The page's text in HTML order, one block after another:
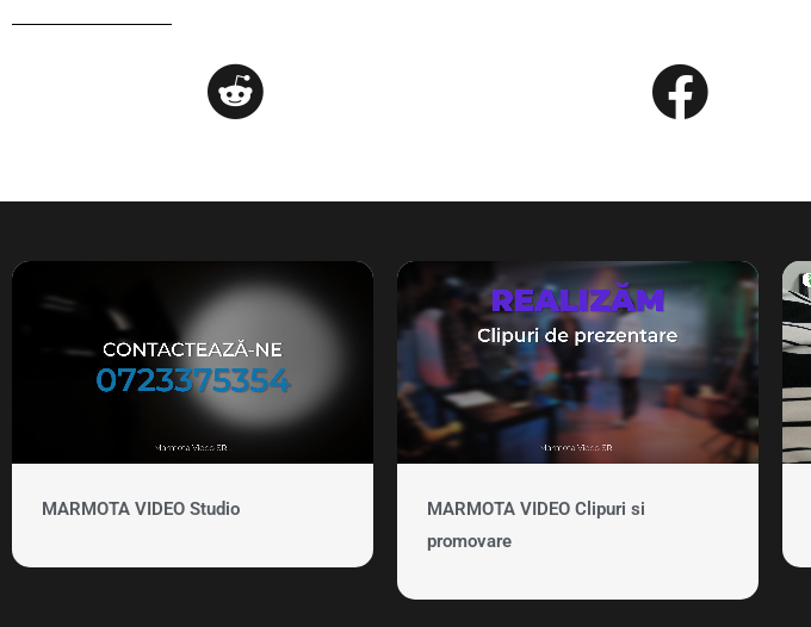
MARMOTA VIDEO Studio
MARMOTA VIDEO Clipuri si
promovare